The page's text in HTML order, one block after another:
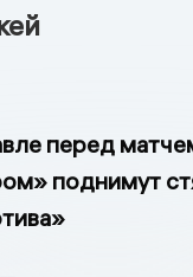
перед
поднимут